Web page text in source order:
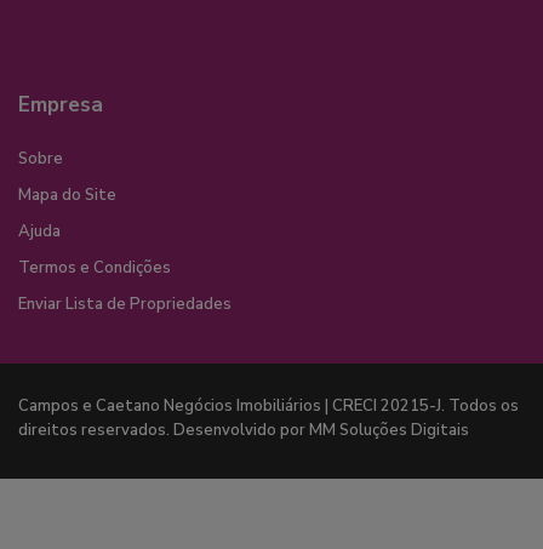
Empresa
Sobre
Mapa do Site
Ajuda
Termos e Condições
Enviar Lista de Propriedades
Campos e Caetano Negócios Imobiliários | CRECI 20215-J. Todos os
direitos reservados. Desenvolvido por MM Soluções Digitais